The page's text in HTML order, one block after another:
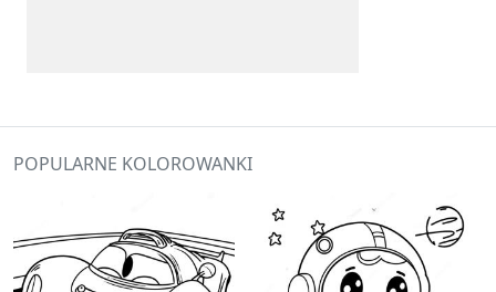
POPULARNE KOLOROWANKI